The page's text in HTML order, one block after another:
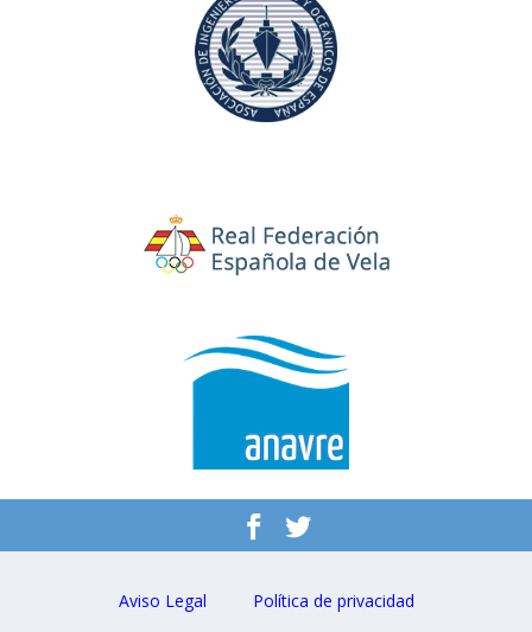
Aviso Legal Política de privacidad